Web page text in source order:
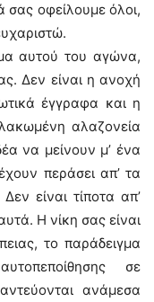
οφείλουμε όλοι,
αυτού του αγώνα,
Δεν είναι η ανοχή
έγγραφα και η
αλαζονεία
να μείνουν μ’ ένα
περάσει απ’ τα
είναι τίποτα απ’
Η νίκη σας είναι
το παράδειγμα
σε
ανάμεσα